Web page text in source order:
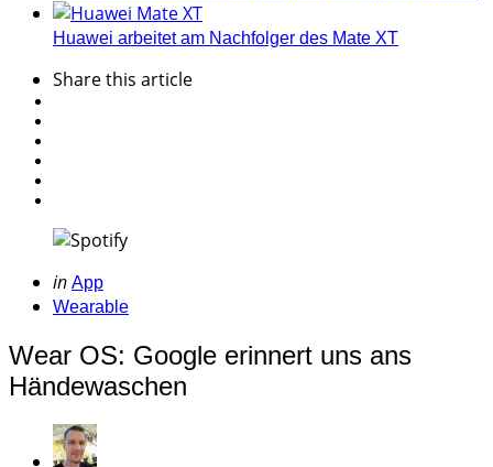
Huawei arbeitet am Nachfolger des Mate XT
Sharethis article
Categories
Posted
in
in App
Wearable
Wear OS: Google erinnert uns ans
Händewaschen